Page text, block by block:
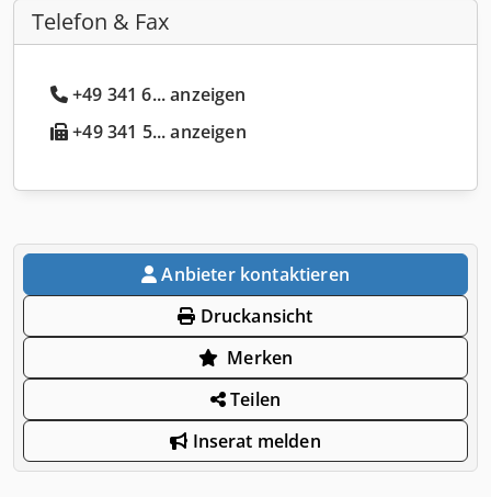
Telefon & Fax
+49 341 6... anzeigen
+49 341 5... anzeigen
Anbieter kontaktieren
Druckansicht
Merken
Teilen
Inserat melden